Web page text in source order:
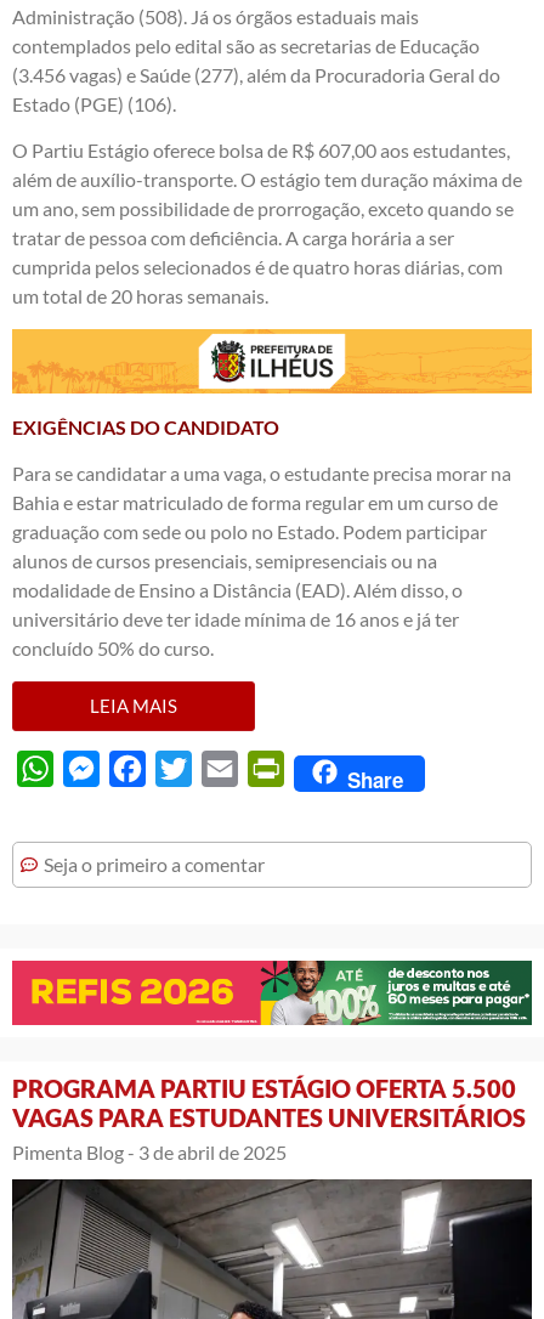
Administração (508). Já os órgãos estaduais mais
contemplados pelo edital são as secretarias de Educação
(3.456 vagas) e Saúde (277), além da Procuradoria Geral do
Estado (PGE) (106).
O Partiu Estágio oferece bolsa de R$ 607,00 aos estudantes,
além de auxílio-transporte. O estágio tem duração máxima de
um ano, sem possibilidade de prorrogação, exceto quando se
tratar de pessoa com deficiência. A carga horária a ser
cumprida pelos selecionados é de quatro horas diárias, com
um total de 20 horas semanais.
EXIGÊNCIAS DO CANDIDATO
Para se candidatar a uma vaga, o estudante precisa morar na
Bahia e estar matriculado de forma regular em um curso de
graduação com sede ou polo no Estado. Podem participar
alunos de cursos presenciais, semipresenciais ou na
modalidade de Ensino a Distância (EAD). Além disso, o
universitário deve ter idade mínima de 16 anos e já ter
concluído 50% do curso.
LEIA MAIS
WhatsAppMessengerFacebook
Twitter Email PrintFriendly
Share
Seja o primeiro a comentar
PROGRAMA PARTIU ESTÁGIO OFERTA 5.500
VAGAS PARA ESTUDANTES UNIVERSITÁRIOS
Pimenta Blog - 3 de abril de 2025